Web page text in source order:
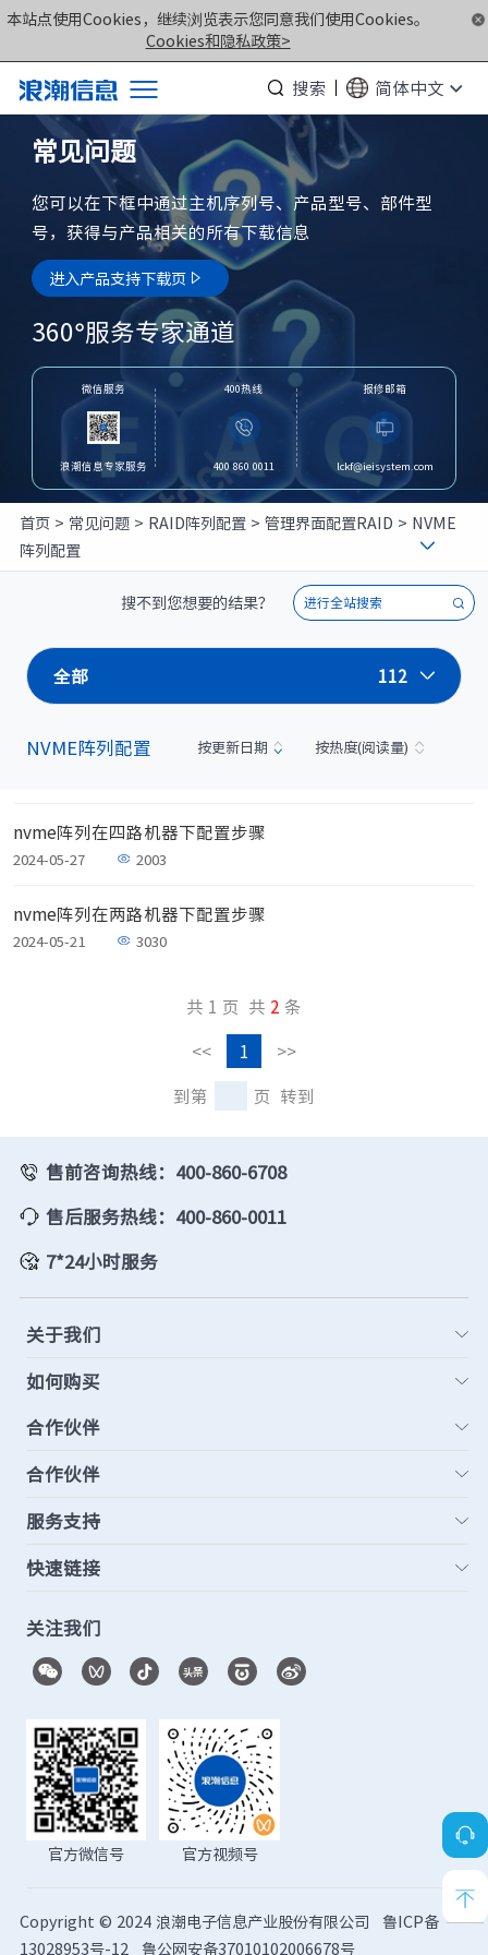
本站点使用Cookies，继续浏览表示您同意我们使用Cookies。
Cookies和隐私政策>
搜索
简体中文
产品
解决方案
服务支持
如何购买
联合创新平台
关于我们
计算产业洞察
元脑品牌升级公告
常见问题
您可以在下框中通过主机序列号、产品型号、部件型
号，获得与产品相关的所有下载信息
进入产品支持下载页
360°服务专家通道
微信服务
浪潮信息专家服务
400热线
400 860 0011
报修邮箱
lckf@ieisystem.com
首页> 常见问题 > RAID阵列配置 > 管理界面配置RAID > NVME
阵列配置
搜不到您想要的结果？ 进行全站搜索
全部 112
NVME阵列配置 按更新日期 按热度(阅读量)
nvme阵列在四路机器下配置步骤
2024-05-27 2003
nvme阵列在两路机器下配置步骤
2024-05-21 3030
共 1 页 共 2 条
<<
1
>>
到第
页 转到
售前咨询热线：400-860-6708
售后服务热线：400-860-0011
7*24小时服务
关于我们
如何购买
合作伙伴
合作伙伴
服务支持
快速链接
关注我们
官方微信号 官方视频号
Copyright © 2024 浪潮电子信息产业股份有限公司 鲁ICP备
13028953号-12 鲁公网安备37010102006678号